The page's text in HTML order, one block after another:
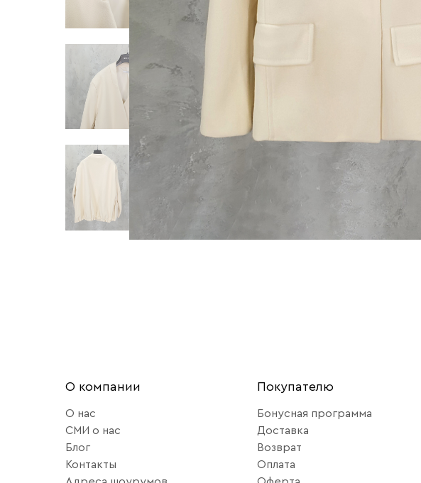
О компании
О нас
СМИ о нас
Блог
Контакты
Покупателю
Бонусная программа
Доставка
Возврат
Оплата